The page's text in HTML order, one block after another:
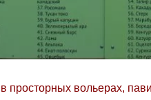
вольерах,